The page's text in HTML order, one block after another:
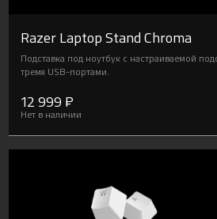
Razer Laptop Stand Chroma
Подставка под ноутбук с настраиваемой
тремя USB-портами.
12 999 ₽
Нет в наличии